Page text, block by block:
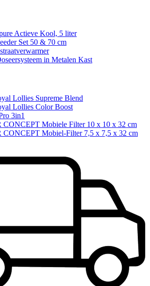
Actieve Kool, 5 liter
Set 50 & 70 cm
in Metalen Kast
Lollies Supreme Blend
Lollies Color Boost
3in1
Mobiele Filter 10 x 10 x 32 cm
Mobiel-Filter 7,5 x 7,5 x 32 cm